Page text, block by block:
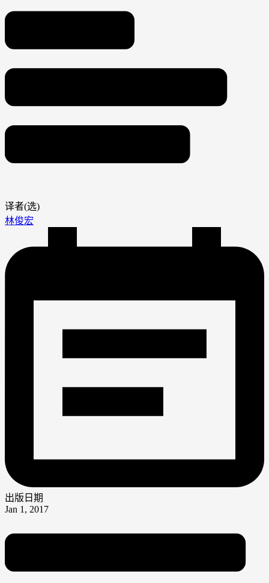
译者(选)
林俊宏
出版日期
Jan 1, 2017